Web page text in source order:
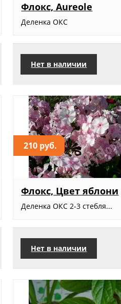
Флокс, Aureole
Деленка ОКС
Нет в наличии
210 руб.
Флокс, Цвет яблони
Деленка ОКС 2-3 стебля...
Нет в наличии